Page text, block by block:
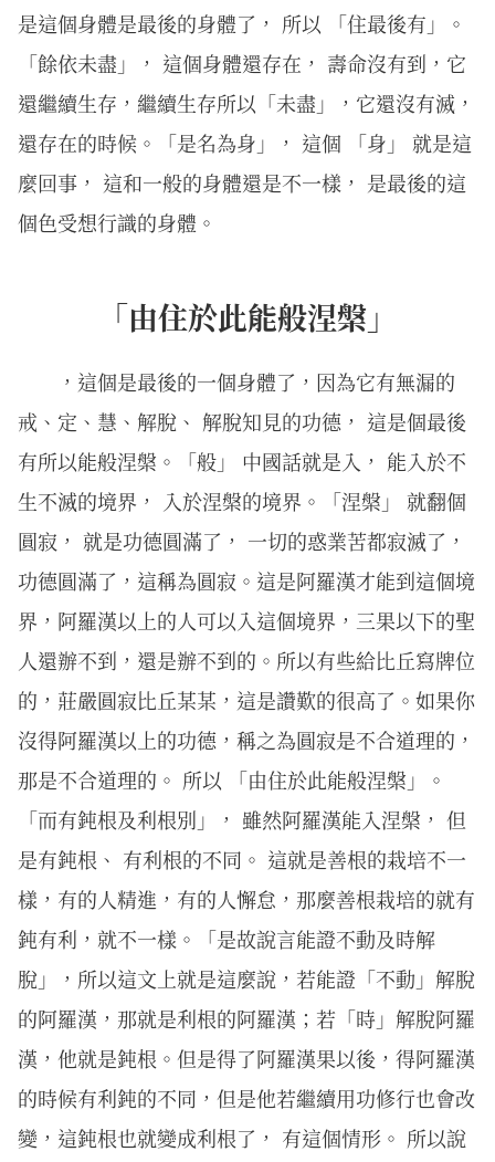
是這個身體是最後的身體了， 所以 「住最後有」。
「餘依未盡」， 這個身體還存在， 壽命沒有到，它
還繼續生存，繼續生存所以「未盡」，它還沒有滅，
還存在的時候。「是名為身」， 這個 「身」 就是這
麼回事， 這和一般的身體還是不一樣， 是最後的這
個色受想行識的身體。
「由住於此能般涅槃」
，這個是最後的一個身體了，因為它有無漏的
戒、定、慧、解脫、 解脫知見的功德， 這是個最後
有所以能般涅槃。「般」 中國話就是入， 能入於不
生不滅的境界， 入於涅槃的境界。「涅槃」 就翻個
圓寂， 就是功德圓滿了， 一切的惑業苦都寂滅了，
功德圓滿了，這稱為圓寂。這是阿羅漢才能到這個境
界，阿羅漢以上的人可以入這個境界，三果以下的聖
人還辦不到，還是辦不到的。所以有些給比丘寫牌位
的，莊嚴圓寂比丘某某，這是讚歎的很高了。如果你
沒得阿羅漢以上的功德，稱之為圓寂是不合道理的，
那是不合道理的。 所以 「由住於此能般涅槃」。
「而有鈍根及利根別」， 雖然阿羅漢能入涅槃， 但
是有鈍根、 有利根的不同。 這就是善根的栽培不一
樣，有的人精進，有的人懈怠，那麼善根栽培的就有
鈍有利，就不一樣。「是故說言能證不動及時解
脫」，所以這文上就是這麼說，若能證「不動」解脫
的阿羅漢，那就是利根的阿羅漢；若「時」解脫阿羅
漢，他就是鈍根。但是得了阿羅漢果以後，得阿羅漢
的時候有利鈍的不同，但是他若繼續用功修行也會改
變，這鈍根也就變成利根了， 有這個情形。 所以說